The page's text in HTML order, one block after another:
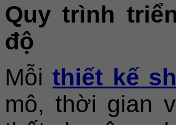
Quy trình
độ
Mỗithiết kế
mô, thời gian